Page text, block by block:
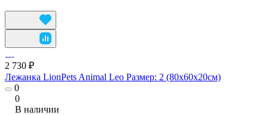
2 730 ₽
Лежанка LionPets Animal Leo Размер: 2 (80х60х20см)
0
0
В наличии